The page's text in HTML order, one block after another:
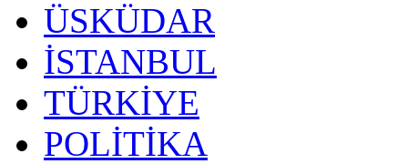
ÜSKÜDAR
İSTANBUL
TÜRKİYE
POLİTİKA